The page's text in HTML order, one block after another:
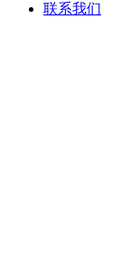
联系我们